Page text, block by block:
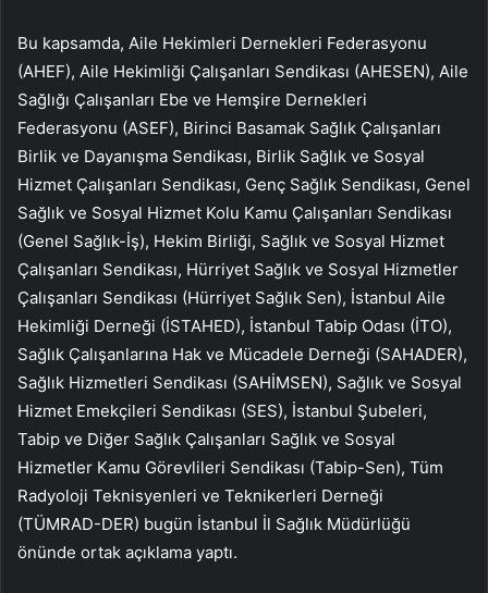
Bu kapsamda, Aile Hekimleri Dernekleri Federasyonu
(AHEF), Aile Hekimliği Çalışanları Sendikası (AHESEN), Aile
Sağlığı Çalışanları Ebe ve Hemşire Dernekleri
Federasyonu (ASEF), Birinci Basamak Sağlık Çalışanları
Birlik ve Dayanışma Sendikası, Birlik Sağlık ve Sosyal
Hizmet Çalışanları Sendikası, Genç Sağlık Sendikası, Genel
Sağlık ve Sosyal Hizmet Kolu Kamu Çalışanları Sendikası
(Genel Sağlık-İş), Hekim Birliği, Sağlık ve Sosyal Hizmet
Çalışanları Sendikası, Hürriyet Sağlık ve Sosyal Hizmetler
Çalışanları Sendikası (Hürriyet Sağlık Sen), İstanbul Aile
Hekimliği Derneği (İSTAHED), İstanbul Tabip Odası (İTO),
Sağlık Çalışanlarına Hak ve Mücadele Derneği (SAHADER),
Sağlık Hizmetleri Sendikası (SAHİMSEN), Sağlık ve Sosyal
Hizmet Emekçileri Sendikası (SES), İstanbul Şubeleri,
Tabip ve Diğer Sağlık Çalışanları Sağlık ve Sosyal
Hizmetler Kamu Görevlileri Sendikası (Tabip-Sen), Tüm
Radyoloji Teknisyenleri ve Teknikerleri Derneği
(TÜMRAD-DER) bugün İstanbul İl Sağlık Müdürlüğü
önünde ortak açıklama yaptı.